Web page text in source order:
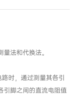
法和代换法。